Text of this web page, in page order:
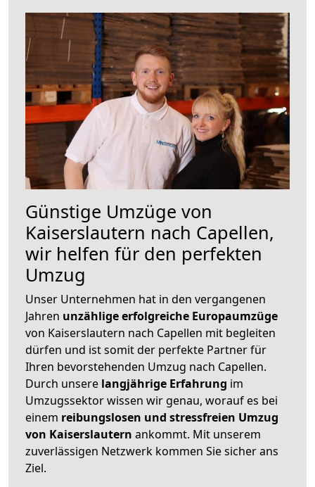
Günstige Umzüge von
Kaiserslautern nach Capellen,
wir helfen für den perfekten
Umzug
Unser Unternehmen hat in den vergangenen
Jahren unzählige erfolgreiche Europaumzüge
von Kaiserslautern nach Capellen mit begleiten
dürfen und ist somit der perfekte Partner für
Ihren bevorstehenden Umzug nach Capellen.
Durch unsere langjährige Erfahrung im
Umzugssektor wissen wir genau, worauf es bei
einem reibungslosen und stressfreien Umzug
von Kaiserslautern ankommt. Mit unserem
zuverlässigen Netzwerk kommen Sie sicher ans
Ziel.